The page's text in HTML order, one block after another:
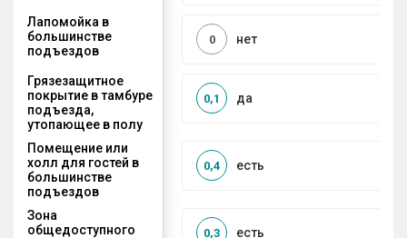
Лапомойка в
большинстве
подъездов
нет
0
Грязезащитное
покрытие в тамбуре
подъезда,
утопающее в полу
да
0,1
Помещение или
холл для гостей в
большинстве
подъездов
есть
0,4
Зона
общедоступного
есть
0,3